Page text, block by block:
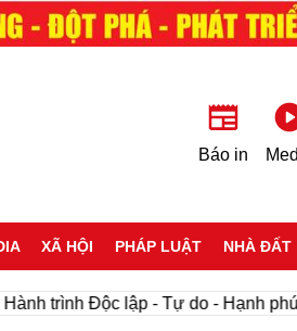
Báo in
XÃ HỘI PHÁP LUẬT NHÀ ĐẤT
trình Độc lập - Tự do - Hạnh phúc